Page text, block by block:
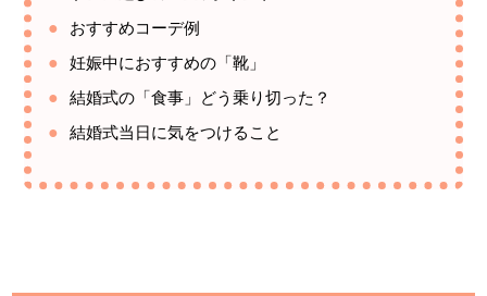
おすすめコーデ例
妊娠中におすすめの「靴」
結婚式の「食事」どう乗り切った？
結婚式当日に気をつけること